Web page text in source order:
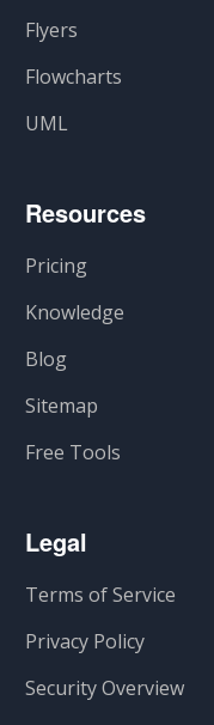
Flyers
Flowcharts
UML
Resources
Pricing
Knowledge
Blog
Sitemap
Free Tools
Legal
Terms of Service
Privacy Policy
Security Overview